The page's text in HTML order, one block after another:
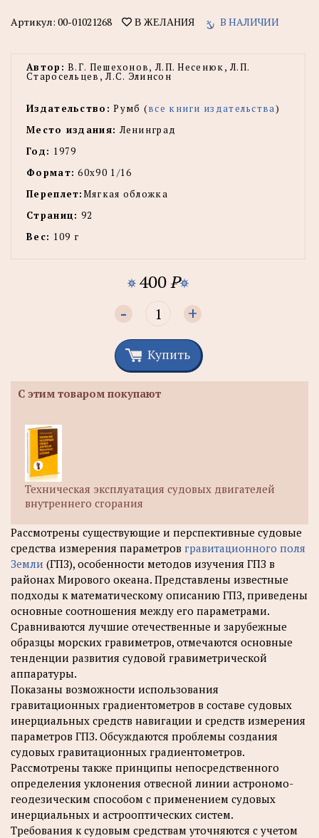
Артикул: 00-01021268 В ЖЕЛАНИЯ В НАЛИЧИИ
Автор: В.Г. Пешехонов, Л.П. Несенюк, Л.П.
Старосельцев, Л.С. Элинсон
Издательство: Румб (все книги издательства)
Место издания: Ленинград
Год: 1979
Формат: 60х90 1/16
Переплет:Мягкая обложка
Страниц: 92
Вес: 109 г
400P
- +
Купить
С этим товаром покупают
Техническая эксплуатация судовых двигателей
внутреннего сгорания
Рассмотрены существующие и перспективные судовые
средства измерения параметров гравитационного поля
Земли (ГПЗ), особенности методов изучения ГПЗ в
районах Мирового океана. Представлены известные
подходы к математическому описанию ГПЗ, приведены
основные соотношения между его параметрами.
Сравниваются лучшие отечественные и зарубежные
образцы морских гравиметров, отмечаются основные
тенденции развития судовой гравиметрической
аппаратуры.
Показаны возможности использования
гравитационных градиентометров в составе судовых
инерциальных средств навигации и средств измерения
параметров ГПЗ. Обсуждаются проблемы создания
судовых гравитационных градиентометров.
Рассмотрены также принципы непосредственного
определения уклонения отвесной линии астрономо-
геодезическим способом с применением судовых
инерциальных и астрооптических систем.
Требования к судовым средствам уточняются с учетом